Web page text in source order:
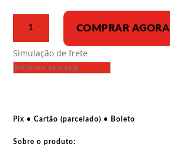
Trabalhadores
e
camponeses,
a
de
COMPRAR AGORA
Simulação de frete
Pix • Cartão (parcelado) • Boleto
Sobre o produto: